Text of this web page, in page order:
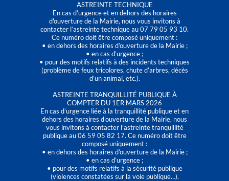
ASTREINTE TECHNIQUE
En cas d’urgence et en dehors des horaires
d'ouverture de la Mairie, nous vous invitons à
contacter l’astreinte technique au 07 79 05 93 10.
Ce numéro doit être composé uniquement :
• en dehors des horaires d’ouverture de la Mairie ;
• en cas d’urgence ;
• pour des motifs relatifs à des incidents techniques
(problème de feux tricolores, chute d’arbres, décès
d’un animal, etc.).
ASTREINTE TRANQUILLITÉ PUBLIQUE À
COMPTER DU 1ER MARS 2026
En cas d’urgence liée à la tranquillité publique et en
dehors des horaires d'ouverture de la Mairie, nous
vous invitons à contacter l’astreinte tranquillité
publique au 06 59 05 82 17. Ce numéro doit être
composé uniquement :
• en dehors des horaires d’ouverture de la Mairie ;
• en cas d’urgence ;
• pour des motifs relatifs à la sécurité publique
(violences constatées sur la voie publique…).